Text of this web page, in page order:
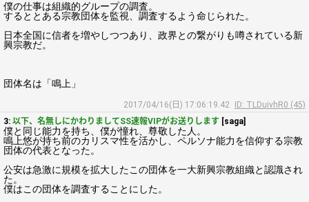
僕の仕事は組織的グループの調査。
するととある宗教団体を監視、調査するよう命じられた。
日本全国に信者を増やしつつあり、政界との繋がりも噂されている新
興宗教だ。
団体名は「鳴上」
2017/04/16(日) 17:06:19.42
ID: TLDuivhR0 (45)
3: 以下、名無しにかわりましてSS速報VIPがお送りします [saga]
僕と同じ能力を持ち、僕が憧れ、尊敬した人。
鳴上悠が持ち前のカリスマ性を活かし、ペルソナ能力を信仰する宗教
団体の代表となった。
公安は急激に規模を拡大したこの団体を一大新興宗教組織と認識され
た。
僕はこの団体を調査することにした。